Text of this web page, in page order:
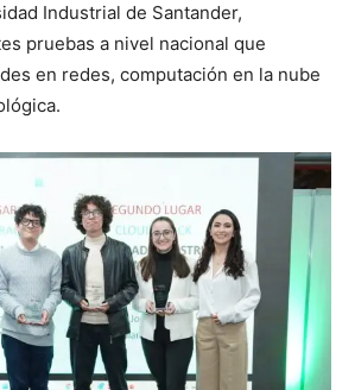
Industrial de Santander,
pruebas a nivel nacional que
en redes, computación en la nube